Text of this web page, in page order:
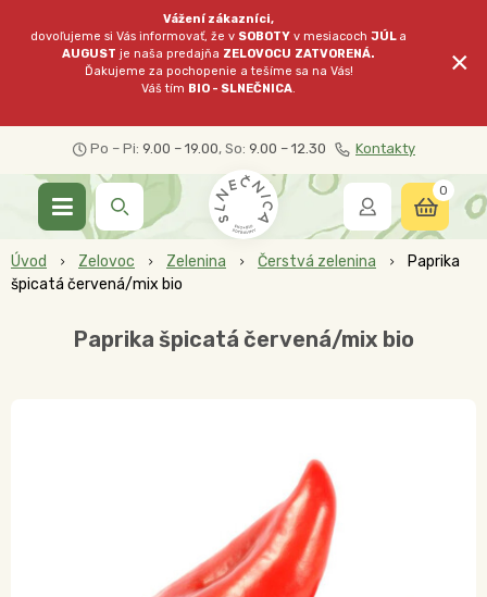
Vážení zákazníci,
dovoľujeme si Vás informovať, že v SOBOTY v mesiacochJÚL a
AUGUST je naša predajňa ZELOVOCU ZATVORENÁ.
Ďakujeme za pochopenie a tešíme sa na Vás!
Váš tím BIO - SLNEČNICA.
×
Po – Pi: 9.00 – 19.00, So: 9.00 – 12.30 Kontakty
0
Úvod Zelovoc Zelenina Čerstvá zelenina
Paprika
špicatá červená/mix bio
Paprika špicatá červená/mix bio